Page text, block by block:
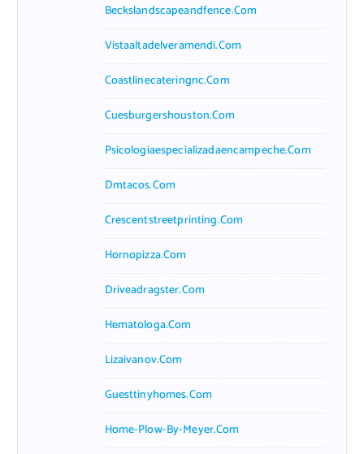
Beckslandscapeandfence.com
Vistaaltadelveramendi.com
Coastlinecateringnc.com
Cuesburgershouston.com
Psicologiaespecializadaencampeche.com
Dmtacos.com
Crescentstreetprinting.com
Hornopizza.com
Driveadragster.com
Hematologa.com
Lizaivanov.com
Guesttinyhomes.com
Home-Plow-By-Meyer.com